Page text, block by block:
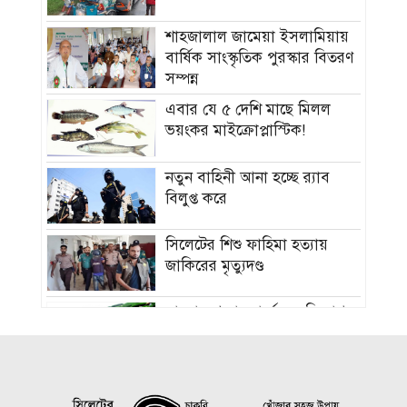
শাহজালাল জামেয়া ইসলামিয়ায়
বার্ষিক সাংস্কৃতিক পুরস্কার বিতরণ
সম্পন্ন
এবার যে ৫ দেশি মাছে মিলল
ভয়ংকর মাইক্রোপ্লাস্টিক!
নতুন বাহিনী আনা হচ্ছে র‍্যাব
বিলুপ্ত করে
সিলেটের শিশু ফাহিমা হত্যায়
জাকিরের মৃত্যুদণ্ড
বাংলাদেশ চা বোর্ডে বড় নিয়োগ